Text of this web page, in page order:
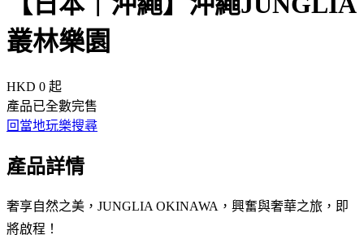
叢林樂園
HKD 0 起
產品已全數完售
回當地玩樂搜尋
產品詳情
奢享自然之美，JUNGLIA OKINAWA，興奮與奢華之旅，即
將啟程！